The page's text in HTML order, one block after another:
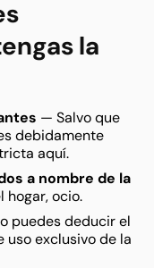
la
— Salvo que
debidamente
aquí.
a nombre de la
hogar, ocio.
puedes deducir el
uso exclusivo de la